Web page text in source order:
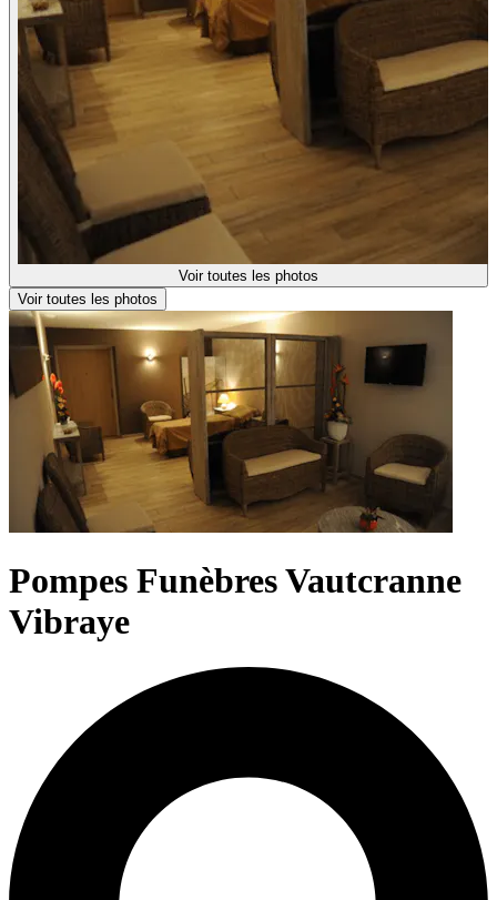
Voir toutes les photos
Voir toutes les photos
Pompes Funèbres Vautcranne
Vibraye